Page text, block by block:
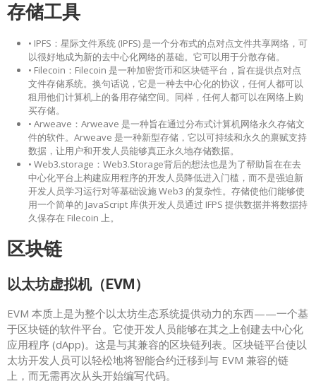
存储工具
• IPFS：星际文件系统 (IPFS) 是一个分布式的点对点文件共享网络，可
以很好地成为新的去中心化网络的基础。它可以用于分散存储。
• Filecoin：Filecoin 是一种加密货币和区块链平台，旨在提供点对点
文件存储系统。换句话说，它是一种去中心化的协议，任何人都可以
租用他们计算机上的备用存储空间。同样，任何人都可以在网络上购
买存储。
• Arweave：Arweave 是一种旨在通过分布式计算机网络永久存储文
件的软件。Arweave 是一种新型存储，它以可持续和永久的禀赋支持
数据，让用户和开发人员能够真正永久地存储数据。
• Web3.storage：Web3.Storage背后的想法也是为了帮助旨在在去
中心化平台上构建应用程序的开发人员降低进入门槛，而不是强迫新
开发人员学习运行对等基础设施 Web3 的复杂性。存储使他们能够使
用一个简单的 JavaScript 库供开发人员通过 IFPS 提供数据并将数据持
久保存在 Filecoin 上。
区块链
以太坊虚拟机（EVM）
EVM 本质上是为整个以太坊生态系统提供动力的东西——一个基
于区块链的软件平台。它使开发人员能够在其之上创建去中心化
应用程序 (dApp)。这是与其兼容的区块链列表。区块链平台使以
太坊开发人员可以轻松地将智能合约迁移到与 EVM 兼容的链
上，而无需再次从头开始编写代码。